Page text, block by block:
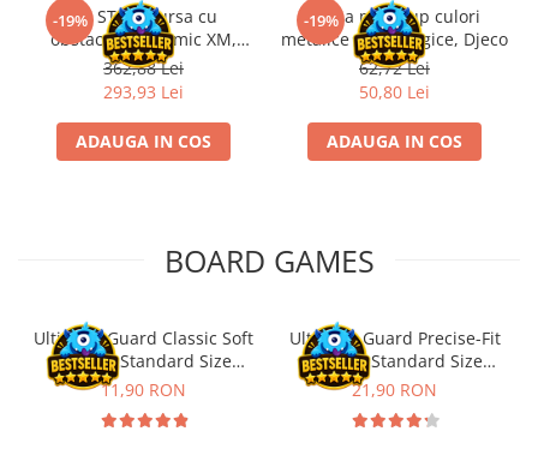
Magic The Gathering TCG
One Piece Card Game
Colectii Oficiale Topps si Panini si
Final Fantasy
Gundam TCG
Puzzle
Puzzle 1000 piese
Accesorii pentru puzzle
-19%Kit STEM Cursa cu
obstacole Dynamic XM,
Fischertechnik
362,88 Lei
293,93 Lei
ADAUGA IN COS
-19%
Trusa make-up culori
metalice non alergice, Djeco
62,72 Lei
50,80 Lei
ADAUGA IN COS
BOARD GAMES
Ultimate Guard Classic Soft
Sleeves Standard Size
Transparent (100)
11,90 RON
Ultimate Guard Precise-Fit
Sleeves Standard Size
Transparent (100)
21,90 RON